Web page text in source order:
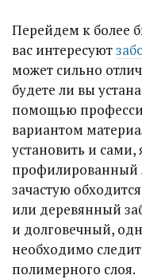
Перейдем к более
вас интересуют
может сильно
будете ли вы
помощью
вариантом
установить и сами,
профилированный
зачастую
или деревянный
и долговечный,
необходимо
полимерного слоя.